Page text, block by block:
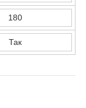
180
Так